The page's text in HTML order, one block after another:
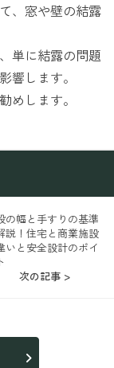
、窓や壁の結露
単に結露の問題
響します。
めします。
の幅と手すりの基準
説！住宅と商業施設
いと安全設計のポイ
次の記事 >